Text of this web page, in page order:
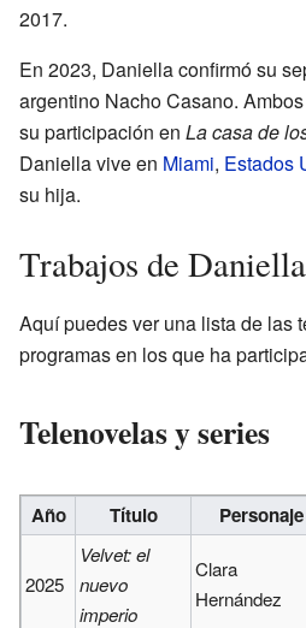
2017.
En 2023, Daniella confirmó su
argentino Nacho Casano.
su participación en La casa de
Daniella vive en Miami, Estados
su hija.
Trabajos de
Aquí puedes ver una lista de las
programas en los que ha
Telenovelas y series
Año Título Personaje
2025
Velvet: el
nuevo
imperio
Clara
Hernández